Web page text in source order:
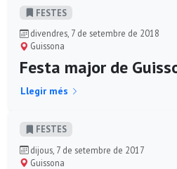
FESTES
divendres, 7 de setembre de 2018
Guissona
Festa major de
Llegir més
FESTES
dijous, 7 de setembre de 2017
Guissona